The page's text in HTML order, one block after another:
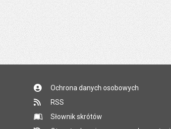
Ochrona danych osobowych
RSS
Słownik skrótów